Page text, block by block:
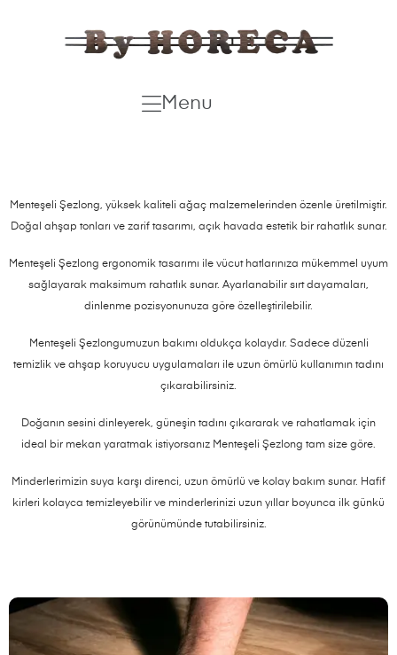
Menu
Menteşeli Şezlong, yüksek kaliteli ağaç malzemelerinden özenle üretilmiştir.
Doğal ahşap tonları ve zarif tasarımı, açık havada estetik bir rahatlık sunar.
Menteşeli Şezlong ergonomik tasarımı ile vücut hatlarınıza mükemmel uyum
sağlayarak maksimum rahatlık sunar. Ayarlanabilir sırt dayamaları,
dinlenme pozisyonunuza göre özelleştirilebilir.
Menteşeli Şezlongumuzun bakımı oldukça kolaydır. Sadece düzenli
temizlik ve ahşap koruyucu uygulamaları ile uzun ömürlü kullanımın tadını
çıkarabilirsiniz.
Doğanın sesini dinleyerek, güneşin tadını çıkararak ve rahatlamak için
ideal bir mekan yaratmak istiyorsanız Menteşeli Şezlong tam size göre.
Minderlerimizin suya karşı direnci, uzun ömürlü ve kolay bakım sunar. Hafif
kirleri kolayca temizleyebilir ve minderlerinizi uzun yıllar boyunca ilk günkü
görünümünde tutabilirsiniz.